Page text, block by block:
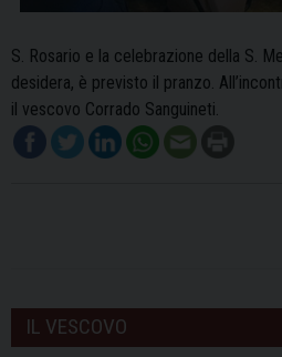
S. Rosario e la celebrazione della S.
desidera, è previsto il pranzo.
il vescovo Corrado Sanguineti.
IL VESCOVO